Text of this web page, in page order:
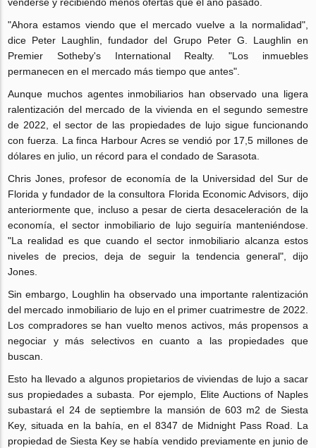
"Ahora estamos viendo que el mercado vuelve a la normalidad",
dice Peter Laughlin, fundador del Grupo Peter G. Laughlin en
Premier Sotheby's International Realty. "Los inmuebles
permanecen en el mercado más tiempo que antes".
Aunque muchos agentes inmobiliarios han observado una ligera
ralentización del mercado de la vivienda en el segundo semestre
de 2022, el sector de las propiedades de lujo sigue funcionando
con fuerza. La finca Harbour Acres se vendió por 17,5 millones de
dólares en julio, un récord para el condado de Sarasota.
Chris Jones, profesor de economía de la Universidad del Sur de
Florida y fundador de la consultora Florida Economic Advisors, dijo
anteriormente que, incluso a pesar de cierta desaceleración de la
economía, el sector inmobiliario de lujo seguiría manteniéndose.
"La realidad es que cuando el sector inmobiliario alcanza estos
niveles de precios, deja de seguir la tendencia general", dijo
Jones.
Sin embargo, Loughlin ha observado una importante ralentización
del mercado inmobiliario de lujo en el primer cuatrimestre de 2022.
Los compradores se han vuelto menos activos, más propensos a
negociar y más selectivos en cuanto a las propiedades que
buscan.
Esto ha llevado a algunos propietarios de viviendas de lujo a sacar
sus propiedades a subasta. Por ejemplo, Elite Auctions of Naples
subastará el 24 de septiembre la mansión de 603 m2 de Siesta
Key, situada en la bahía, en el 8347 de Midnight Pass Road. La
propiedad de Siesta Key se había vendido previamente en junio de